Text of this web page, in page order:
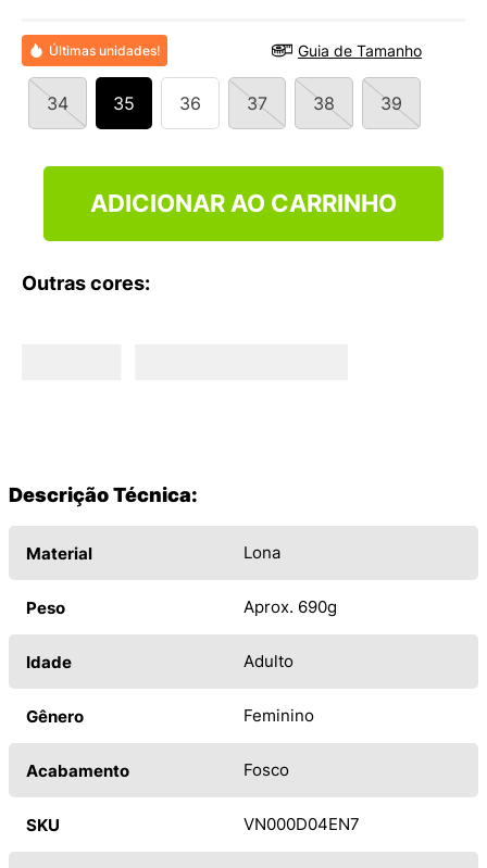
Últimas unidades! Guia de Tamanho
34 35 36 37 38 39
ADICIONAR AO CARRINHO
Outras cores:
Descrição Técnica:
Material Lona
Peso Aprox. 690g
Idade Adulto
Gênero Feminino
Acabamento Fosco
SKU VN000D04EN7
10º VANS TÊNIS VANS ULTRARANGE